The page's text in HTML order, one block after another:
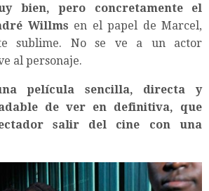
bien, pero concretamente el
Willms en el papel de Marcel,
sublime. No se ve a un actor
al personaje.
película sencilla, directa y
de ver en definitiva, que
salir del cine con una